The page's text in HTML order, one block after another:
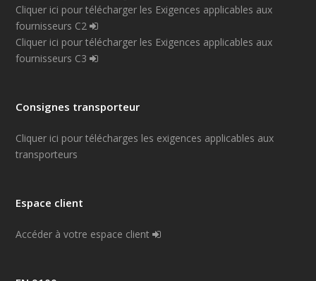
Cliquer ici pour télécharger les Exigences applicables aux
fournisseurs C2
Cliquer ici pour télécharger les Exigences applicables aux
fournisseurs C3
Consignes transporteur
Cliquer ici pour télécharges les exigences applicables aux
transporteurs
Espace client
Accéder à votre espace client